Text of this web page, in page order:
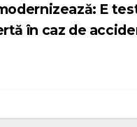
E
în caz de